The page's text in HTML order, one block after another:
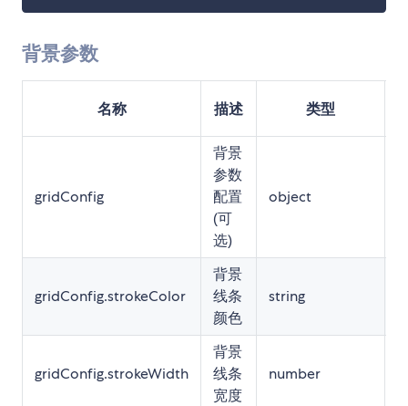
背景参数
名称 描述 类型
gridConfig
背景
参数
配置
(可
选)
object
gridConfig.strokeColor
背景
线条
颜色
string
gridConfig.strokeWidth
背景
线条
宽度
number